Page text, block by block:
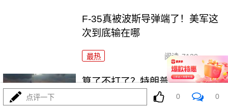
F-35真被波斯导弹端了！美军这
次到底输在哪
最热 阅读 7120
算了不打了？特朗普这脚刹车，
把全世界都晃吐了
点评一下 0 0